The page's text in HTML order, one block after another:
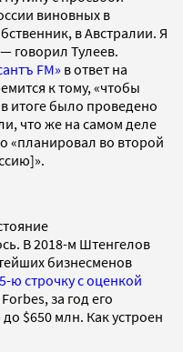
виновных в
в Австралии. Я
говорил Тулеев.
FM» в ответ на
к тому, «чтобы
итоге было проведено
что же на самом деле
«планировал во второй
В 2018-м Штенгелов
бизнесменов
ю строчку с оценкой
за год его
$650 млн. Как устроен